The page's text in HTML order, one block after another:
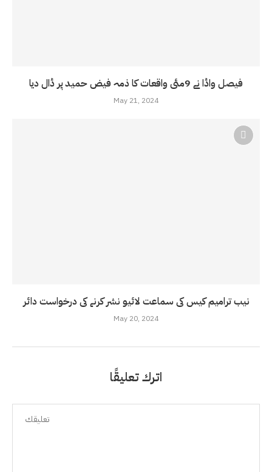
فیصل واڈا نے 9مئی واقعات کا ذمہ فیض حمید پر ڈال دیا
May 21, 2024
نیب ترامیم کیس کی سماعت لائیو نشر کرنے کی درخواست دائر
May 20, 2024
اترك تعليقًا